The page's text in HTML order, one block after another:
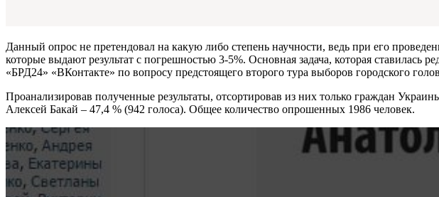
Данный опрос не претендовал на какую либо степень научности, ведь при его
которые выдают результат с погрешностью 3-5%. Основная задача, которая ставилась
«БРД24» «ВКонтакте» по вопросу предстоящего второго тура выборов городского
Проанализировав полученные результаты, отсортировав из них только граждан
Алексей Бакай – 47,4 % (942 голоса). Общее количество опрошенных 1986 человек.